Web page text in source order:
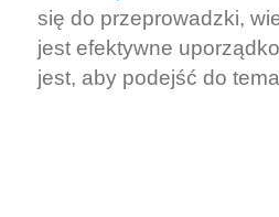
się do przeprowadzki,
jest efektywne
jest, aby podejść do